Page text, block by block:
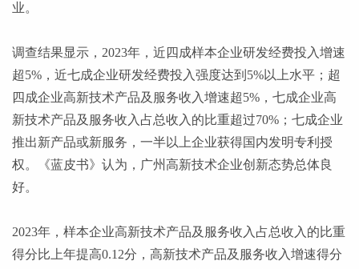
业。
调查结果显示， 2023年，近四成样本企业研发经费投入增速
超5%，近七成企业研发经费投入强度达到5%以上水平；超
四成企业高新技术产品及服务收入增速超5%，七成企业高
新技术产品及服务收入占总收入的比重超过70%；七成企业
推出新产品或新服务，一半以上企业获得国内发明专利授
权。《蓝皮书》认为，广州高新技术企业创新态势总体良
好。
2023年，样本企业高新技术产品及服务收入占总收入的比重
得分比上年提高0.12分，高新技术产品及服务收入增速得分